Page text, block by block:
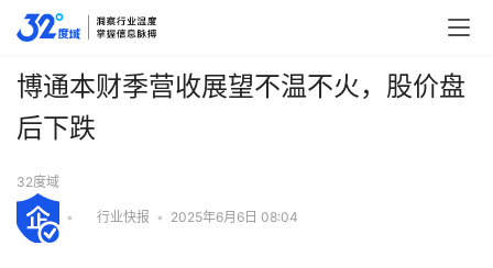
博通本财季营收展望不温不火，股价盘
后下跌
32度域
• 行业快报 • 2025年6月6日 08:04